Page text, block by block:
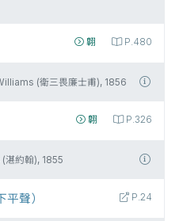
翺 P.480
(衛三畏廉士甫), 1856
翺 P.326
約翰), 1855
P.24
平聲）